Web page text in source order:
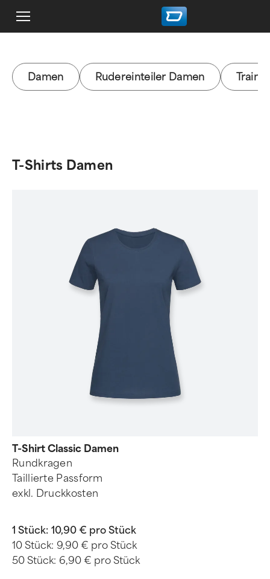
Damen Rudereinteiler Damen
T-Shirts Damen
T-Shirt Classic Damen
Rundkragen
Taillierte Passform
exkl. Druckkosten
1 Stück: 10,90 € pro Stück
10 Stück: 9,90 € pro Stück
50 Stück: 6,90 € pro Stück